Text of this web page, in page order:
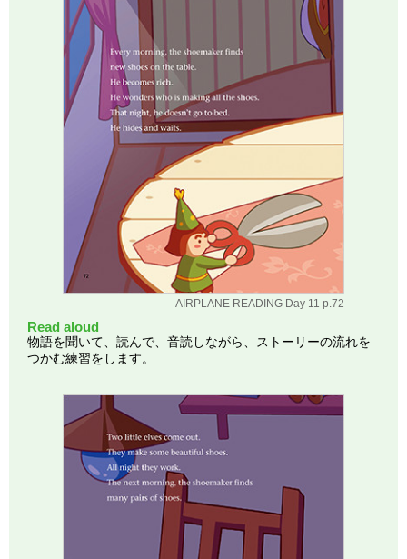
AIRPLANE READING Day 11 p.72
Read aloud
物語を聞いて、読んで、音読しながら、ストーリーの流れを
つかむ練習をします。